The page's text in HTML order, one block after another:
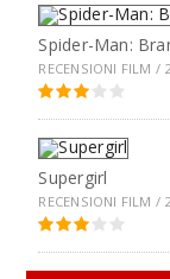
Spider-Man:
RECENSIONI FILM /
Supergirl
RECENSIONI FILM /